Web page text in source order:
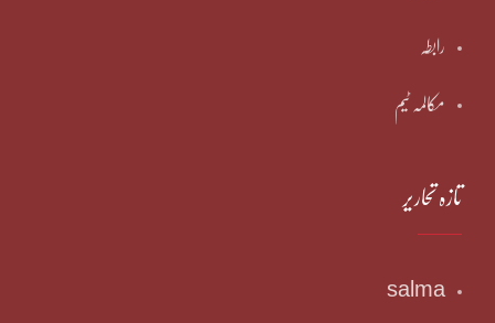
رابطہ
مکالمہ ٹیم
تازہ تحاریر
salma